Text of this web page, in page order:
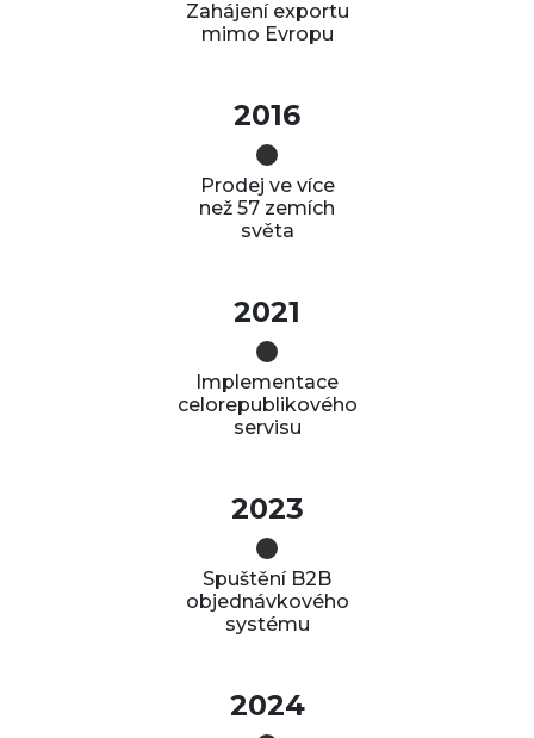
Zahájení exportu
mimo Evropu
2016
Prodej ve více
než 57 zemích
světa
2021
Implementace
celorepublikového
servisu
2023
Spuštění B2B
objednávkového
systému
2024